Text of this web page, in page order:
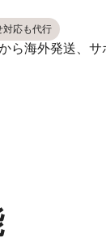
対応も代行
ら海外発送、